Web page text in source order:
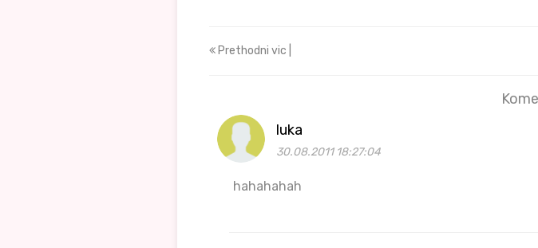
Prethodni vic |
luka
30.08.2011 18:27:04
hahahahah